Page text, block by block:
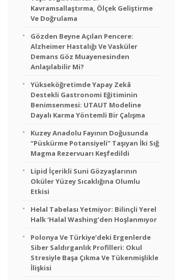
Kavramsallaştırma, Ölçek Geliştirme
Ve Doğrulama
Gözden Beyne Açılan Pencere:
Alzheimer Hastalığı Ve Vasküler
Demans Göz Muayenesinden
Anlaşılabilir Mi?
Yükseköğretimde Yapay Zekâ
Destekli Gastronomi Eğitiminin
Benimsenmesi: UTAUT Modeline
Dayalı Karma Yöntemli Bir Çalışma
Kuzey Anadolu Fayının Doğusunda
“Püskürme Potansiyeli” Taşıyan İki Sığ
Magma Rezervuarı Keşfedildi
Lipid İçerikli Suni Gözyaşlarının
Oküler Yüzey Sıcaklığına Olumlu
Etkisi
Helal Tabelası Yetmiyor: Bilinçli Yerel
Halk ‘Halal Washing’den Hoşlanmıyor
Polonya Ve Türkiye’deki Ergenlerde
Siber Saldırganlık Profilleri: Okul
Stresiyle Başa Çıkma Ve Tükenmişlikle
İlişkisi